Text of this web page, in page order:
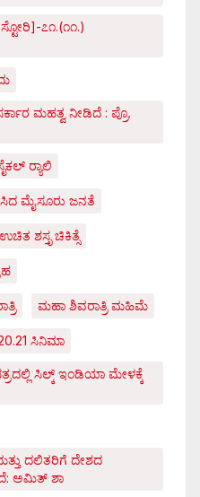
೭೧.(೧೧.)
ಮಹತ್ವ ನೀಡಿದೆ : ಪ್ರೊ.
ರ್‍ಯಾಲಿ
ಮೈಸೂರು ಜನತೆ
ಶಸ್ತೃ ಚಿಕಿತ್ಸೆ
ಮಹಾ ಶಿವರಾತ್ರಿ ಮಹಿಮೆ
ಸಿನಿಮಾ
ಸಿಲ್ಕ್ ಇಂಡಿಯಾ ಮೇಳಕ್ಕೆ
ದಲಿತರಿಗೆ ದೇಶದ
ಅಮಿತ್ ಶಾ